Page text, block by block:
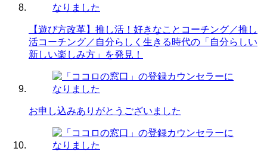
【遊び方改革】推し活！好きなことコーチング／推し
活コーチング／自分らしく生きる時代の「自分らしい
新しい楽しみ方」を発見！
お申し込みありがとうございました